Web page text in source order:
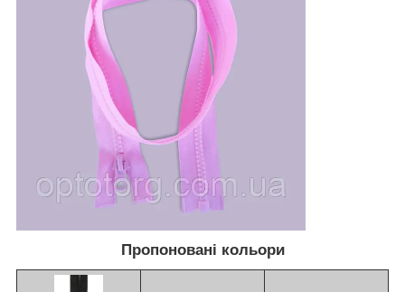
Пропоновані кольори